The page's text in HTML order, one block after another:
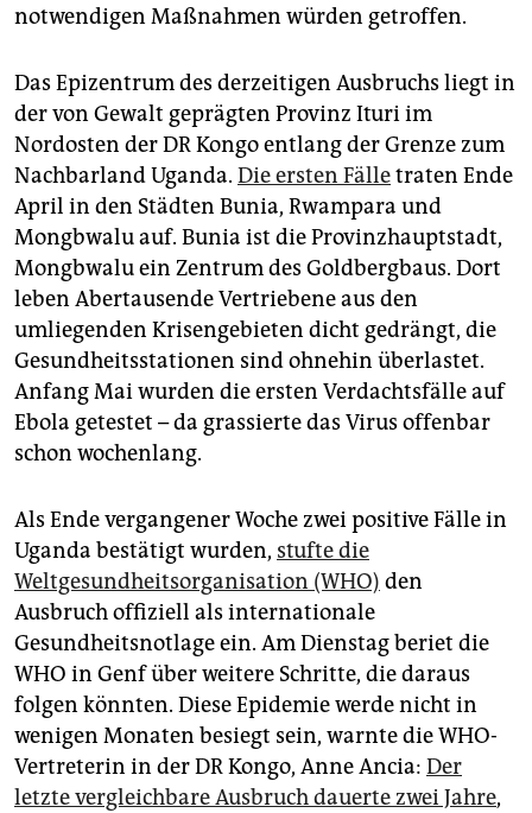
notwendigen Maßnahmen würden getroffen.
Das Epizentrum des derzeitigen Ausbruchs liegt in
der von Gewalt geprägten Provinz Ituri im
Nordosten der DR Kongo entlang der Grenze zum
Nachbarland Uganda. Die ersten Fälletraten Ende
April in den Städten Bunia, Rwampara und
Mongbwalu auf. Bunia ist die Provinzhauptstadt,
Mongbwalu ein Zentrum des Goldbergbaus. Dort
leben Abertausende Vertriebene aus den
umliegenden Krisengebieten dicht gedrängt, die
Gesundheitsstationen sind ohnehin überlastet.
Anfang Mai wurden die ersten Verdachtsfälle auf
Ebola getestet – da grassierte das Virus offenbar
schon wochenlang.
Als Ende vergangener Woche zwei positive Fälle in
Uganda bestätigt wurden, stufte die
Weltgesundheitsorganisation (WHO) den
Ausbruch offiziell als internationale
Gesundheitsnotlage ein. Am Dienstag beriet die
WHO in Genf über weitere Schritte, die daraus
folgen könnten. Diese Epidemie werde nicht in
wenigen Monaten besiegt sein, warnte die WHO-
Vertreterin in der DR Kongo, Anne Ancia: Der
letzte vergleichbare Ausbruch dauerte zwei Jahre,